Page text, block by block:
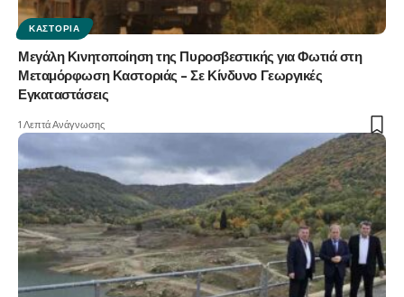
ΚΑΣΤΟΡΙΆ
Μεγάλη Κινητοποίηση της Πυροσβεστικής για Φωτιά στη
Μεταμόρφωση Καστοριάς – Σε Κίνδυνο Γεωργικές
Εγκαταστάσεις
1 Λεπτά Ανάγνωσης